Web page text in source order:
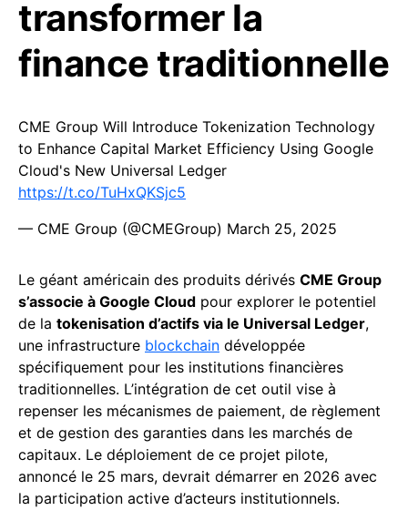
transformer la
finance traditionnelle
CME Group Will Introduce Tokenization Technology
to Enhance Capital Market Efficiency Using Google
Cloud's New Universal Ledger
https://t.co/TuHxQKSjc5
— CME Group (@CMEGroup) March 25, 2025
Le géant américain des produits dérivés CME Group
s’associe à Google Cloud pour explorer le potentiel
de la tokenisation d’actifs via le Universal Ledger,
une infrastructure blockchain développée
spécifiquement pour les institutions financières
traditionnelles. L’intégration de cet outil vise à
repenser les mécanismes de paiement, de règlement
et de gestion des garanties dans les marchés de
capitaux. Le déploiement de ce projet pilote,
annoncé le 25 mars, devrait démarrer en 2026 avec
la participation active d’acteurs institutionnels.